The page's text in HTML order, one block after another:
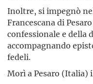
Inoltre, si impegnò
Francescana di
confessionale e della
accompagnando
fedeli.
Morì a Pesaro (Italia)